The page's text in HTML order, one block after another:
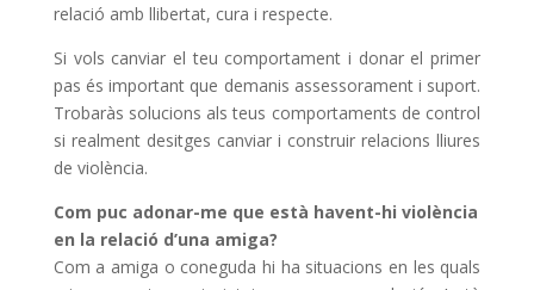
relació amb llibertat, cura i respecte.
Si vols canviar el teu comportament i donar el primer
pas és important que demanis assessorament i suport.
Trobaràs solucions als teus comportaments de control
si realment desitges canviar i construir relacions lliures
de violència.
Com puc adonar-me que està havent-hi violència
en la relació d’una amiga?
Com a amiga o coneguda hi ha situacions en les quals